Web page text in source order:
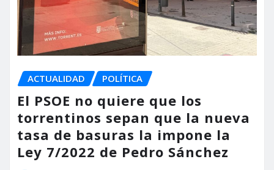
ACTUALIDAD POLÍTICA
El PSOE no quiere que los
torrentinos sepan que la nueva
tasa de basuras la impone la
Ley 7/2022 de Pedro Sánchez